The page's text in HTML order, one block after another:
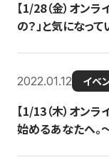
【1/28（金）オン
の？」と気になっ
2022.01.12 イベ
【1/13（木）オン
始めるあなたへ。